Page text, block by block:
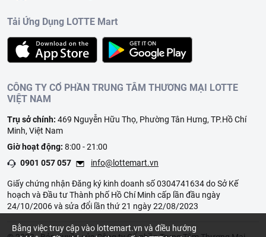
Tải Ứng Dụng LOTTE Mart
CÔNG TY CỔ PHẦN TRUNG TÂM THƯƠNG MẠI LOTTE
VIỆT NAM
Trụ sở chính: 469 Nguyễn Hữu Thọ, Phường Tân Hưng, TP.Hồ Chí
Minh, Việt Nam
Giờ hoạt động: 8:00 - 21:00
0901 057 057
info@lottemart.vn
Giấy chứng nhận Đăng ký kinh doanh số 0304741634 do Sở Kế
hoạch và Đầu tư Thành phố Hồ Chí Minh cấp lần đầu ngày
24/10/2006 và sửa đổi lần thứ 21 ngày 22/08/2023
Bằng việc truy cập vào lottemart.vn và điều hướng